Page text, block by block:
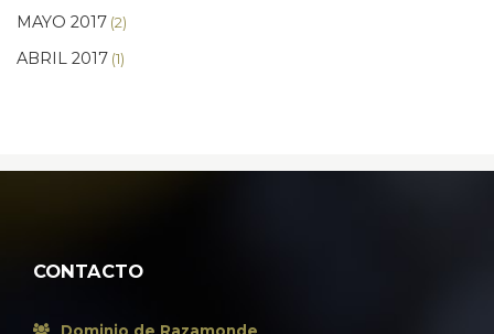
MAYO 2017 (2)
ABRIL 2017 (1)
CONTACTO
Dominio de Razamonde